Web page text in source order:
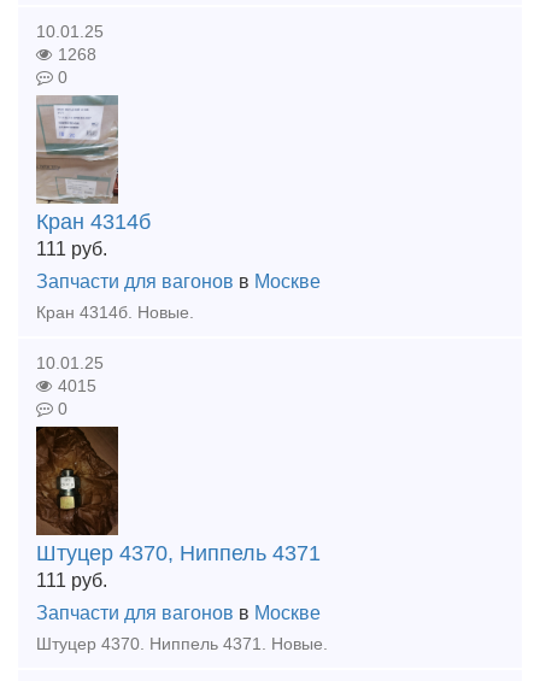
10.01.25
1268
0
Кран 4314б
111 руб.
Запчасти для вагонов в Москве
Кран 4314б. Новые.
10.01.25
4015
0
Штуцер 4370, Ниппель 4371
111 руб.
Запчасти для вагонов в Москве
Штуцер 4370. Ниппель 4371. Новые.